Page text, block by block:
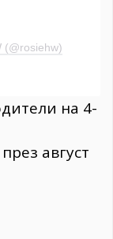
(@rosiehw)
на 4-
август